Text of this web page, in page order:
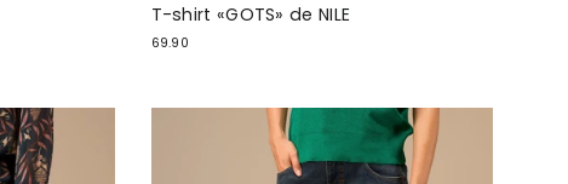
T-shirt «GOTS» de NILE
69.90